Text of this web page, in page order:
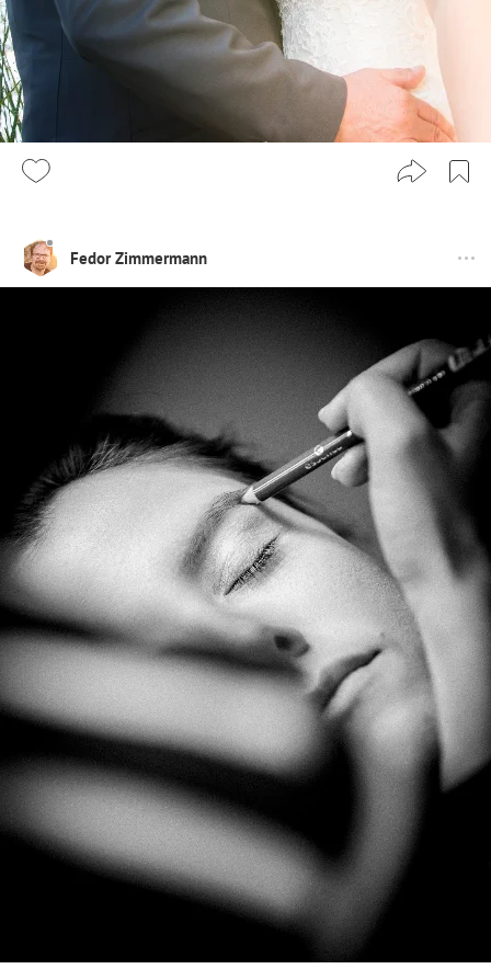
Fedor Zimmermann